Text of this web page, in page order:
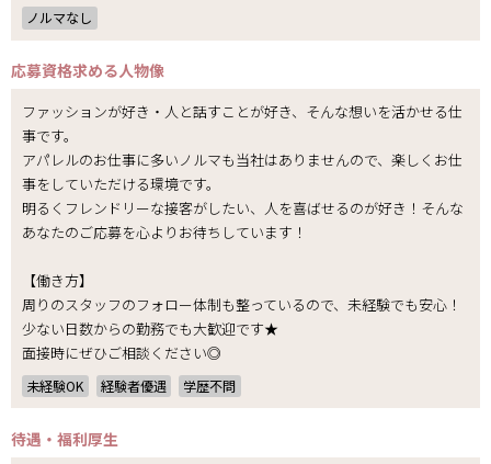
ノルマなし
応募資格求める人物像
ファッションが好き・人と話すことが好き、そんな想いを活かせる仕
事です。
アパレルのお仕事に多いノルマも当社はありませんので、楽しくお仕
事をしていただける環境です。
明るくフレンドリーな接客がしたい、人を喜ばせるのが好き！そんな
あなたのご応募を心よりお待ちしています！
【働き方】
周りのスタッフのフォロー体制も整っているので、未経験でも安心！
少ない日数からの勤務でも大歓迎です★
面接時にぜひご相談ください◎
未経験OK 経験者優遇 学歴不問
待遇・福利厚生